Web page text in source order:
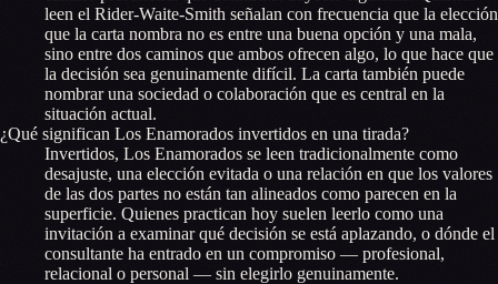
leen el Rider-Waite-Smith señalan con frecuencia que la elección
que la carta nombra no es entre una buena opción y una mala,
sino entre dos caminos que ambos ofrecen algo, lo que hace que
la decisión sea genuinamente difícil. La carta también puede
nombrar una sociedad o colaboración que es central en la
situación actual.
¿Qué significan Los Enamorados invertidos en una tirada?
Invertidos, Los Enamorados se leen tradicionalmente como
desajuste, una elección evitada o una relación en que los valores
de las dos partes no están tan alineados como parecen en la
superficie. Quienes practican hoy suelen leerlo como una
invitación a examinar qué decisión se está aplazando, o dónde el
consultante ha entrado en un compromiso — profesional,
relacional o personal — sin elegirlo genuinamente.